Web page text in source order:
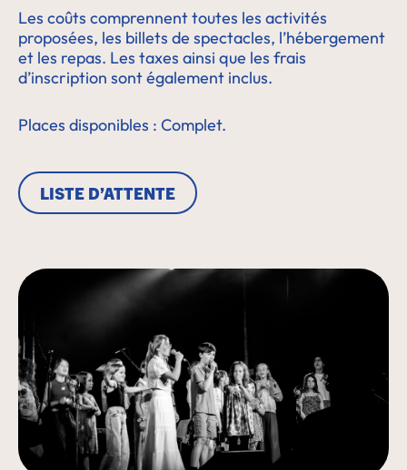
Les coûts comprennent toutes les activités
proposées, les billets de spectacles, l’hébergement
et les repas. Les taxes ainsi que les frais
d’inscription sont également inclus.
Places disponibles : Complet.
LISTE D’ATTENTE